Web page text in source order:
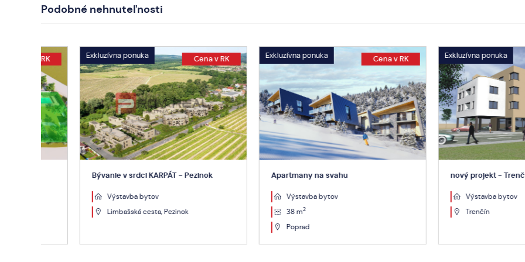
Podobné nehnuteľnosti
Exkluzívna ponuka Cena v RK
Bývanie v srdci KARPÁT - Pezinok
Výstavba bytov
Limbašská cesta, Pezinok
Exkluzívna ponuka
Apartmany na svahu
Výstavba bytov
Exkluzívna ponuka
nový projekt - Trenčín
Výstavba bytov